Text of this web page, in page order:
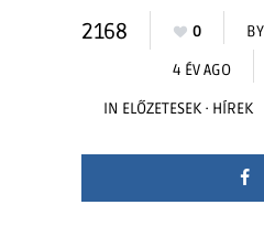
2168 0 BY
4 ÉV AGO
IN ELŐZETESEK · HÍREK